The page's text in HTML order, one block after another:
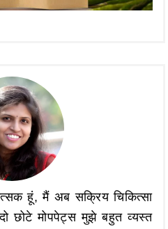
हूं, मैं अब सक्रिय चिकित्सा
छोटे मोपपेट्स मुझे बहुत व्यस्त